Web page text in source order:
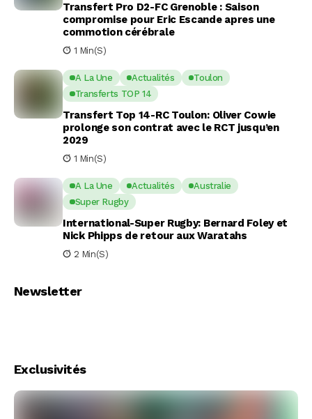
Transfert Pro D2-FC Grenoble : Saison
compromise pour Eric Escande apres une
commotion cérébrale
1 Min(s)
A La Une Actualités
Toulon
Transferts TOP 14
Transfert Top 14-RC Toulon: Oliver Cowie
prolonge son contrat avec le RCT jusqu’en
2029
1 Min(s)
A La Une Actualités
Australie
Super Rugby
International-Super Rugby: Bernard Foley et
Nick Phipps de retour aux Waratahs
2 Min(s)
Newsletter
Exclusivités